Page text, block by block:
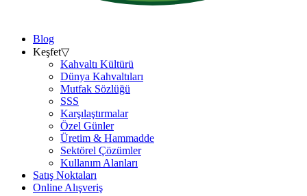
Blog
Keşfet▽
Kahvaltı Kültürü
Dünya Kahvaltıları
Mutfak Sözlüğü
SSS
Karşılaştırmalar
Özel Günler
Üretim & Hammadde
Sektörel Çözümler
Kullanım Alanları
Satış Noktaları
Online Alışveriş